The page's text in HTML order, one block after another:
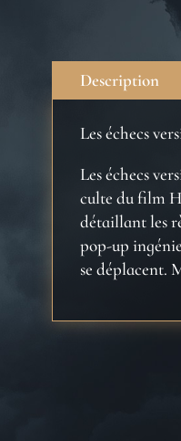
Description
Les échecs
Les échecs
culte du film
détaillant les
pop-up
se déplacent.